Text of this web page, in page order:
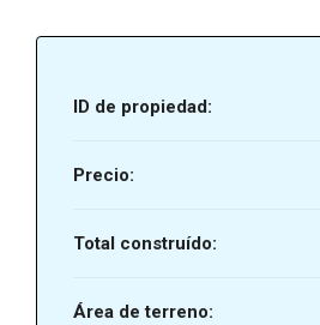
ID de propiedad:
Precio:
Total construído:
Área de terreno: